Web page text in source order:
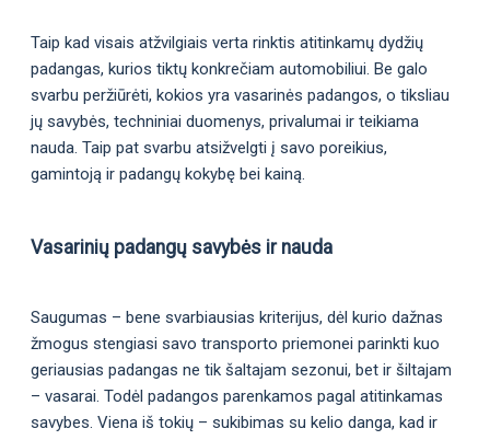
Taip kad visais atžvilgiais verta rinktis atitinkamų dydžių
padangas, kurios tiktų konkrečiam automobiliui. Be galo
svarbu peržiūrėti, kokios yra vasarinės padangos, o tiksliau
jų savybės, techniniai duomenys, privalumai ir teikiama
nauda. Taip pat svarbu atsižvelgti į savo poreikius,
gamintoją ir padangų kokybę bei kainą.
Vasarinių padangų savybės ir nauda
Saugumas – bene svarbiausias kriterijus, dėl kurio dažnas
žmogus stengiasi savo transporto priemonei parinkti kuo
geriausias padangas ne tik šaltajam sezonui, bet ir šiltajam
– vasarai. Todėl padangos parenkamos pagal atitinkamas
savybes. Viena iš tokių – sukibimas su kelio danga, kad ir